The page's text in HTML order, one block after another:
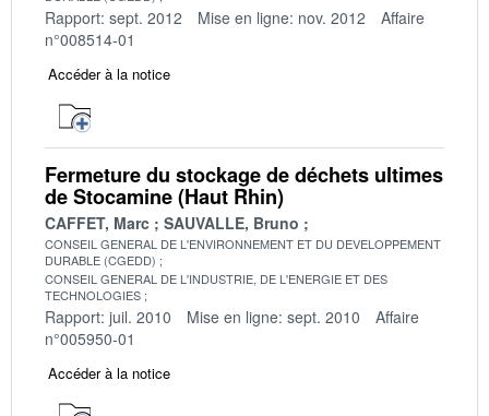
Rapport: sept. 2012 Mise en ligne: nov. 2012
Affaire
n°008514-01
Accéder à la notice
Fermeture du stockage de déchets ultimes
de Stocamine (Haut Rhin)
CAFFET, Marc SAUVALLE, Bruno
CONSEIL GENERAL DE L'ENVIRONNEMENT ET DU DEVELOPPEMENT
DURABLE (CGEDD)
CONSEIL GENERAL DE L'INDUSTRIE, DE L'ENERGIE ET DES
TECHNOLOGIES
Rapport: juil. 2010 Mise en ligne: sept. 2010
Affaire
n°005950-01
Accéder à la notice